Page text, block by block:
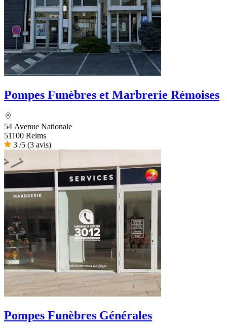
Pompes Funèbres et Marbrerie Rémoises
54 Avenue Nationale
51100 Reims
3 /5 (3 avis)
Pompes Funèbres Générales